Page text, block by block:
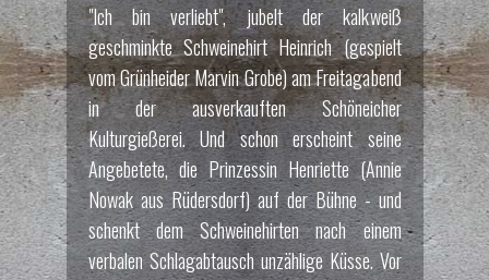
"Ich bin verliebt", jubelt der kalkweiß
geschminkte Schweinehirt Heinrich (gespielt
vom Grünheider Marvin Grobe) am Freitagabend
in der ausverkauften Schöneicher
Kulturgießerei. Und schon erscheint seine
Angebetete, die Prinzessin Henriette (Annie
Nowak aus Rüdersdorf) auf der Bühne - und
schenkt dem Schweinehirten nach einem
verbalen Schlagabtausch unzählige Küsse. Vor